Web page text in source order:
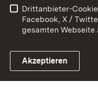
Link zum Landesportal
Impressum
Drittanbieter-
Facebook, X /
gesamten
Akzeptieren